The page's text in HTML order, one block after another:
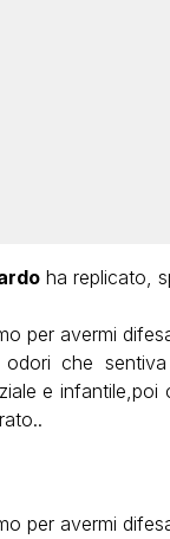
ha replicato,
per avermi
odori che
e
per avermi